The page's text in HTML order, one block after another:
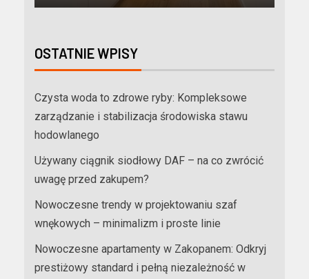
OSTATNIE WPISY
Czysta woda to zdrowe ryby: Kompleksowe
zarządzanie i stabilizacja środowiska stawu
hodowlanego
Używany ciągnik siodłowy DAF – na co zwrócić
uwagę przed zakupem?
Nowoczesne trendy w projektowaniu szaf
wnękowych – minimalizm i proste linie
Nowoczesne apartamenty w Zakopanem: Odkryj
prestiżowy standard i pełną niezależność w